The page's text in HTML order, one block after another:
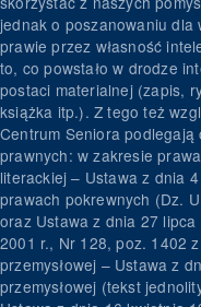
jednak o poszanowaniu dla
prawie przez własność
to, co powstało w drodze
postaci materialnej (zapis,
książka itp.). Z tego też
Centrum Seniora
prawnych: w zakresie
literackiej – Ustawa z dnia
prawach pokrewnych (Dz.
oraz Ustawa z dnia 27
2001 r., Nr 128, poz. 1402
przemysłowej – Ustawa z
przemysłowej (tekst